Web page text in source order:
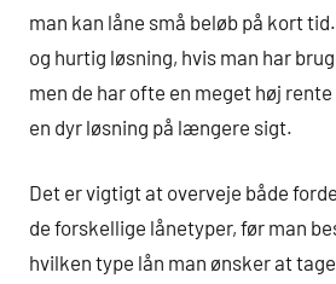
man kan låne små beløb på kort
og hurtig løsning, hvis man har
men de har ofte en meget høj
en dyr løsning på længere sigt.
Det er vigtigt at overveje både
de forskellige lånetyper, før man
hvilken type lån man ønsker at